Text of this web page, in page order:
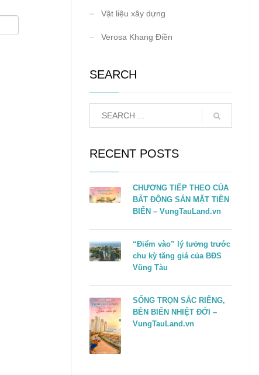
Vật liệu xây dựng
Verosa Khang Điền
SEARCH
RECENT POSTS
CHƯƠNG TIẾP THEO CỦA
BẤT ĐỘNG SẢN MẶT TIỀN
BIỂN – VungTauLand.vn
“Điểm vào” lý tưởng trước
chu kỳ tăng giá của BĐS
Vũng Tàu
SỐNG TRỌN SẮC RIÊNG,
BÊN BIỂN NHIỆT ĐỚI –
VungTauLand.vn